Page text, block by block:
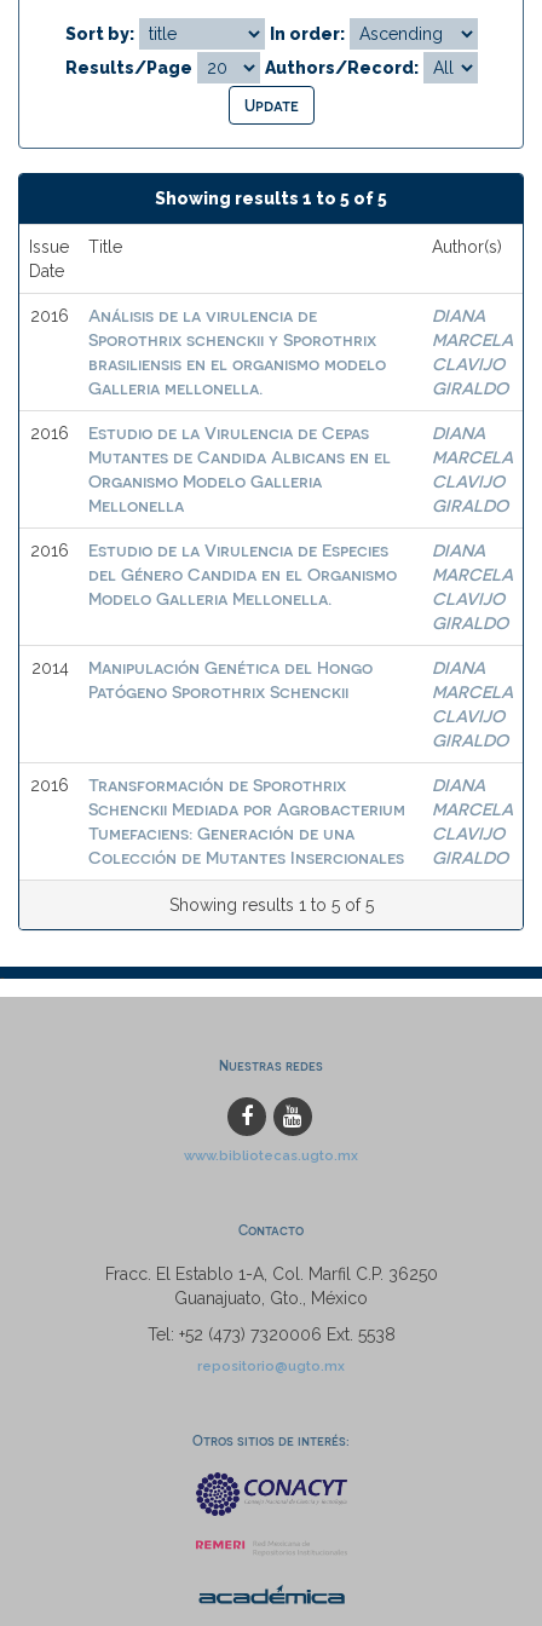
Sort by:
In order:
Results/Page
Authors/Record:
Showing results 1 to 5 of 5
Issue
Date
Title Author(s)
2016
Análisis de la virulencia de
Sporothrix schenckii y Sporothrix
brasiliensis en el organismo modelo
Galleria mellonella.
DIANA
MARCELA
CLAVIJO
GIRALDO
2016
Estudio de la Virulencia de Cepas
Mutantes de Candida Albicans en el
Organismo Modelo Galleria
Mellonella
DIANA
MARCELA
CLAVIJO
GIRALDO
2016
Estudio de la Virulencia de Especies
del Género Candida en el Organismo
Modelo Galleria Mellonella.
DIANA
MARCELA
CLAVIJO
GIRALDO
2014
Manipulación Genética del Hongo
Patógeno Sporothrix Schenckii
DIANA
MARCELA
CLAVIJO
GIRALDO
2016
Transformación de Sporothrix
Schenckii Mediada por Agrobacterium
Tumefaciens: Generación de una
Colección de Mutantes Insercionales
DIANA
MARCELA
CLAVIJO
GIRALDO
Showing results 1 to 5 of 5
Nuestras redes
www.bibliotecas.ugto.mx
Contacto
Fracc. El Establo 1-A, Col. Marfil C.P. 36250
Guanajuato, Gto., México
Tel: +52 (473) 7320006 Ext. 5538
repositorio@ugto.mx
Otros sitios de interés: